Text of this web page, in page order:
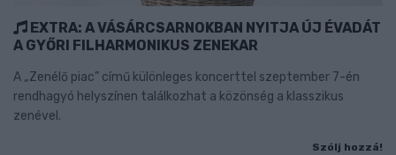
EXTRA: A VÁSÁRCSARNOKBAN NYITJA ÚJ ÉVADÁT
A GYŐRI FILHARMONIKUS ZENEKAR
A „Zenélő piac” című különleges koncerttel szeptember 7-én
rendhagyó helyszínen találkozhat a közönség a klasszikus
zenével.
Szólj hozzá!